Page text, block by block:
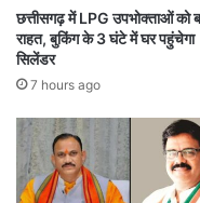
मा
न
व
पू
सां
स
दों
छत्तीसगढ़ में LPG उपभोक्ताओं को
राहत, बुकिंग के 3 घंटे में घर पहुंचेगा
सिलेंडर
7 hours ago